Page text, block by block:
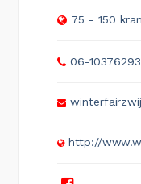
75 - 150
06-10376293
http://